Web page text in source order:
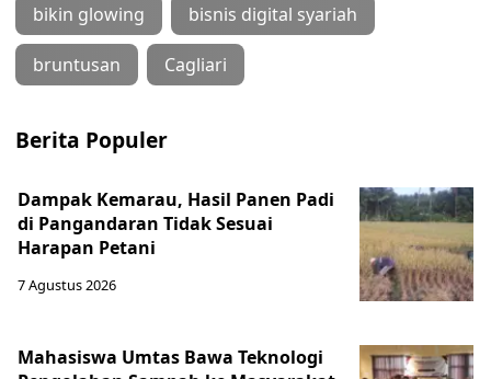
bikin glowing bisnis digital syariah
bruntusan Cagliari
Berita Populer
Dampak Kemarau, Hasil Panen Padi
di Pangandaran Tidak Sesuai
Harapan Petani
7 Agustus 2026
Mahasiswa Umtas Bawa Teknologi